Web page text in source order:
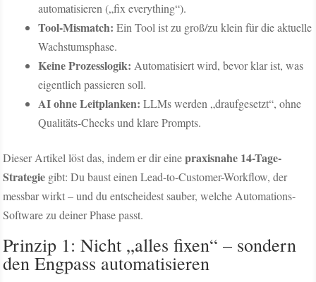
automatisieren („fix everything“).
Tool-Mismatch: Ein Tool ist zu groß/zu klein für die aktuelle
Wachstumsphase.
Keine Prozesslogik: Automatisiert wird, bevor klar ist, was
eigentlich passieren soll.
AI ohne Leitplanken: LLMs werden „draufgesetzt“, ohne
Qualitäts-Checks und klare Prompts.
Dieser Artikel löst das, indem er dir einepraxisnahe 14-Tage-
Strategie gibt: Du baust einen Lead-to-Customer-Workflow, der
messbar wirkt – und du entscheidest sauber, welche Automations-
Software zu deiner Phase passt.
Prinzip 1: Nicht „alles fixen“ – sondern
den Engpass automatisieren